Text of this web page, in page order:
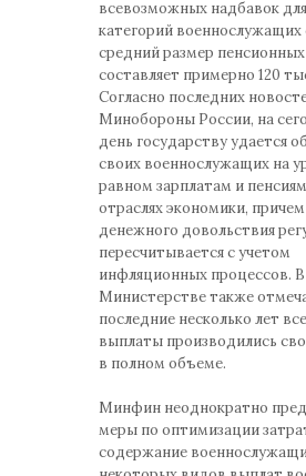
всевозможных надбавок
категорий
средний размер
составляет примерно 120
Согласно последних
Минобороны России, на
день государству удается
своих военнослужащих на
равном зарплатам и
отраслях экономики,
денежного довольствия
пересчитывается с учетом
инфляционных процессов. В
Министерстве также
последние несколько лет
выплаты производились
в полном объеме.
Минфин неоднократно
меры по оптимизации
содержание